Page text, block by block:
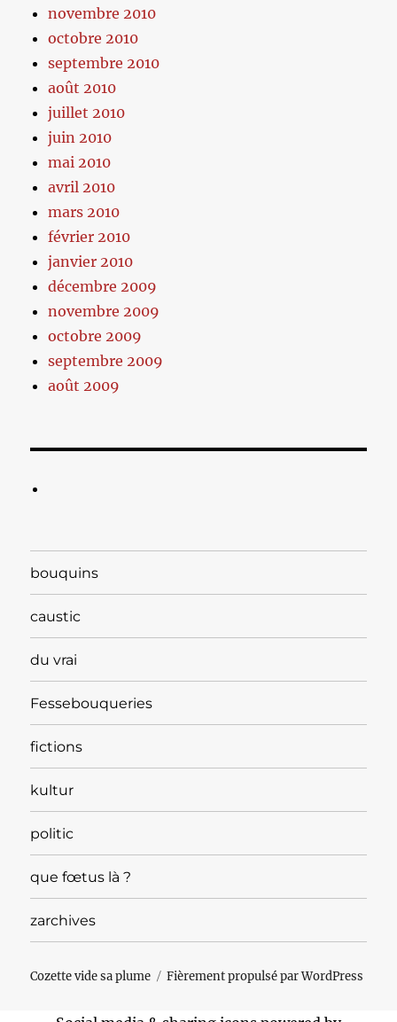
novembre 2010
octobre 2010
septembre 2010
août 2010
juillet 2010
juin 2010
mai 2010
avril 2010
mars 2010
février 2010
janvier 2010
décembre 2009
novembre 2009
octobre 2009
septembre 2009
août 2009
bouquins
caustic
du vrai
Fessebouqueries
fictions
kultur
politic
que fœtus là ?
zarchives
Cozette vide sa plume Fièrement propulsé par WordPress